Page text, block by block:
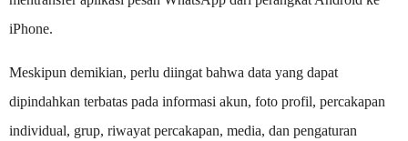
iPhone.
Meskipun demikian, perlu diingat bahwa data yang dapat
dipindahkan terbatas pada informasi akun, foto profil, percakapan
individual, grup, riwayat percakapan, media, dan pengaturan